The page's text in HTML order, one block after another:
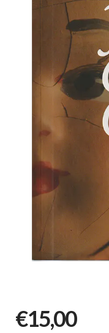
€15,00